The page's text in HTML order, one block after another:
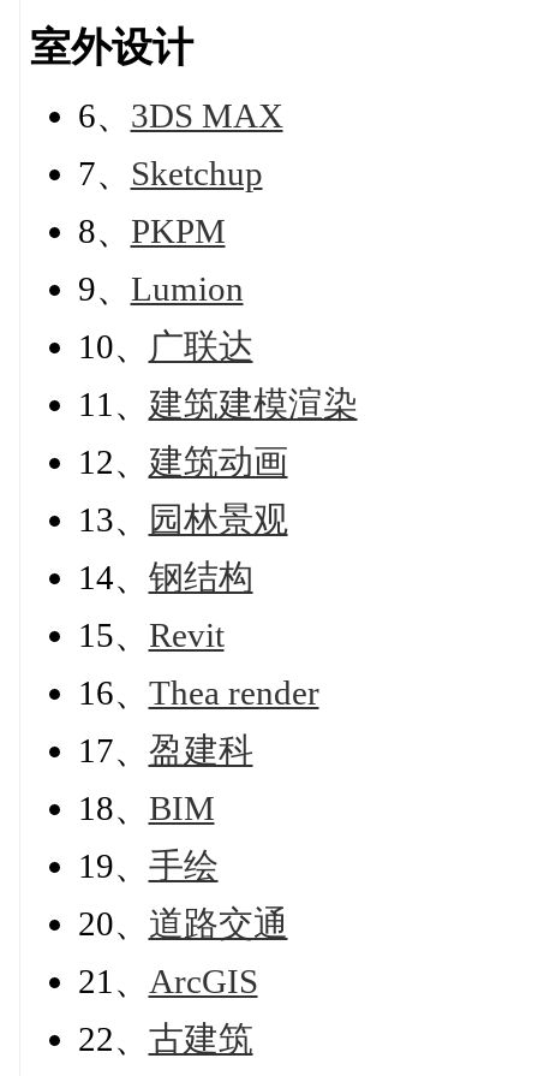
室外设计
6、 3DS MAX
7、 Sketchup
8、 PKPM
9、 Lumion
10、
广联达
11、 建筑建模渲染
12、 建筑动画
13、
园林景观
14、 钢结构
15、 Revit
16、 Thea render
17、 盈建科
18、 BIM
19、 手绘
20、 道路交通
21、 ArcGIS
22、 古建筑